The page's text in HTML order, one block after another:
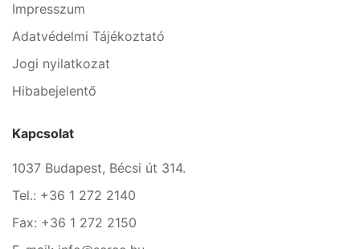
Impresszum
Adatvédelmi Tájékoztató
Jogi nyilatkozat
Hibabejelentő
Kapcsolat
1037 Budapest, Bécsi út 314.
Tel.: +36 1 272 2140
Fax: +36 1 272 2150